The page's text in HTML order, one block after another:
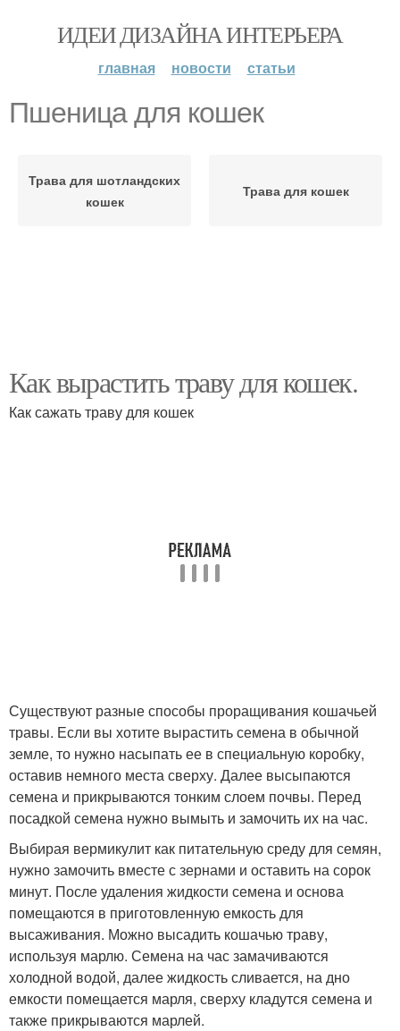
ИДЕИ ДИЗАЙНА ИНТЕРЬЕРА
главная новости статьи
Пшеница для кошек
Трава для шотландских
кошек
Трава для кошек
Как вырастить траву для кошек.
Как сажать траву для кошек
Существуют разные способы проращивания кошачьей
травы. Если вы хотите вырастить семена в обычной
земле, то нужно насыпать ее в специальную коробку,
оставив немного места сверху. Далее высыпаются
семена и прикрываются тонким слоем почвы. Перед
посадкой семена нужно вымыть и замочить их на час.
Выбирая вермикулит как питательную среду для семян,
нужно замочить вместе с зернами и оставить на сорок
минут. После удаления жидкости семена и основа
помещаются в приготовленную емкость для
высаживания. Можно высадить кошачью траву,
используя марлю. Семена на час замачиваются
холодной водой, далее жидкость сливается, на дно
емкости помещается марля, сверху кладутся семена и
также прикрываются марлей.